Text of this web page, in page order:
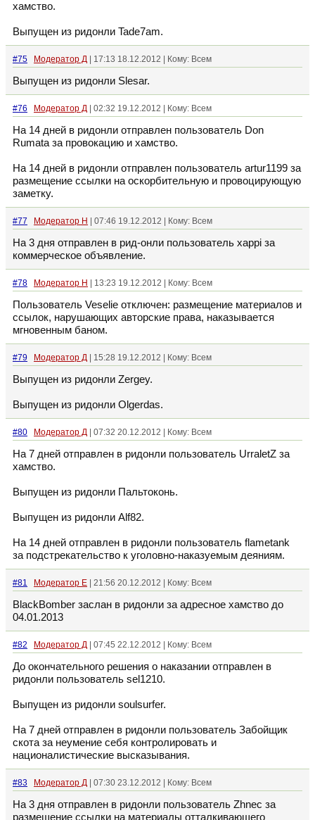
хамство.
Выпущен из ридонли Tade7am.
#75 Модератор Д | 17:13 18.12.2012 | Кому: Всем
Выпущен из ридонли Slesar.
#76 Модератор Д | 02:32 19.12.2012 | Кому: Всем
На 14 дней в ридонли отправлен пользователь Don
Rumata за провокацию и хамство.
На 14 дней в ридонли отправлен пользователь artur1199 за
размещение ссылки на оскорбительную и провоцирующую
заметку.
#77 Модератор Н | 07:46 19.12.2012 | Кому: Всем
На 3 дня отправлен в рид-онли пользователь xappi за
коммерческое объявление.
#78 Модератор Н | 13:23 19.12.2012 | Кому: Всем
Пользователь Veselie отключен: размещение материалов и
ссылок, нарушающих авторские права, наказывается
мгновенным баном.
#79 Модератор Д | 15:28 19.12.2012 | Кому: Всем
Выпущен из ридонли Zergey.
Выпущен из ридонли Olgerdas.
#80 Модератор Д | 07:32 20.12.2012 | Кому: Всем
На 7 дней отправлен в ридонли пользователь UrraletZ за
хамство.
Выпущен из ридонли Пальтоконь.
Выпущен из ридонли Alf82.
На 14 дней отправлен в ридонли пользователь flаmetank
за подстрекательство к уголовно-наказуемым деяниям.
#81 Модератор Е | 21:56 20.12.2012 | Кому: Всем
BlackBomber заслан в ридонли за адресное хамство до
04.01.2013
#82 Модератор Д | 07:45 22.12.2012 | Кому: Всем
До окончательного решения о наказании отправлен в
ридонли пользователь sel1210.
Выпущен из ридонли soulsurfer.
На 7 дней отправлен в ридонли пользователь Забойщик
скота за неумение себя контролировать и
националистические высказывания.
#83 Модератор Д | 07:30 23.12.2012 | Кому: Всем
На 3 дня отправлен в ридонли пользователь Zhnec за
размещение ссылки на материалы отталкивающего